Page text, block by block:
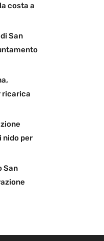
costa a
San
ricarica
nido per
San